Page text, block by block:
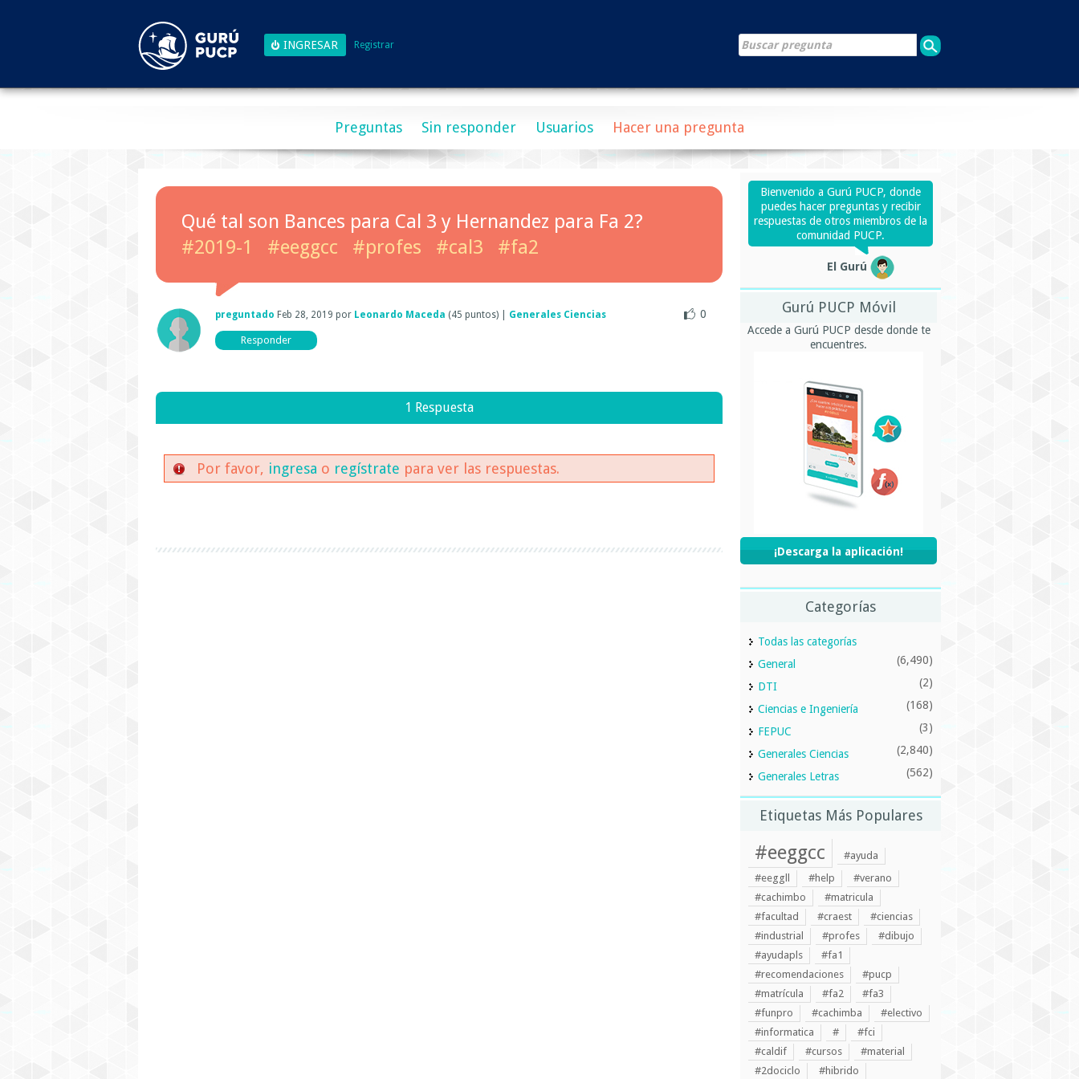
Registrar
Preguntas Sin responder Usuarios Hacer una pregunta
Qué tal son Bances para Cal 3 y Hernandez para Fa 2?
#2019-1
#eeggcc #profes #cal3 #fa2
0
preguntado Feb 28, 2019 por Leonardo Maceda (45 puntos) Generales Ciencias
1 Respuesta
Por favor, ingresa o regístrate para ver las respuestas.
Bienvenido a Gurú PUCP, donde
puedes hacer preguntas y recibir
respuestas de otros miembros de la
comunidad PUCP.
El Gurú
Gurú PUCP Móvil
Accede a Gurú PUCP desde donde te
encuentres.
¡Descarga la aplicación!
Categorías
Todas las categorías
General
(6,490)
DTI (2)
Ciencias e Ingeniería (168)
FEPUC (3)
Generales Ciencias (2,840)
Generales Letras (562)
Etiquetas Más Populares
#eeggcc
#ayuda
#eeggll
#help
#verano
#cachimbo
#matricula
#facultad
#craest
#ciencias
#industrial
#profes
#dibujo
#ayudapls
#fa1
#recomendaciones
#pucp
#matrícula
#fa2
#fa3
#funpro
#cachimba
#electivo
#informatica
#
#fci
#caldif
#cursos
#material
#2dociclo
#hibrido